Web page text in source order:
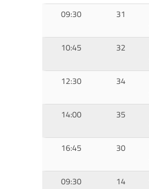
09:30
31
10:45 32
12:30 34
14:00 35
16:45 30
09:30 14